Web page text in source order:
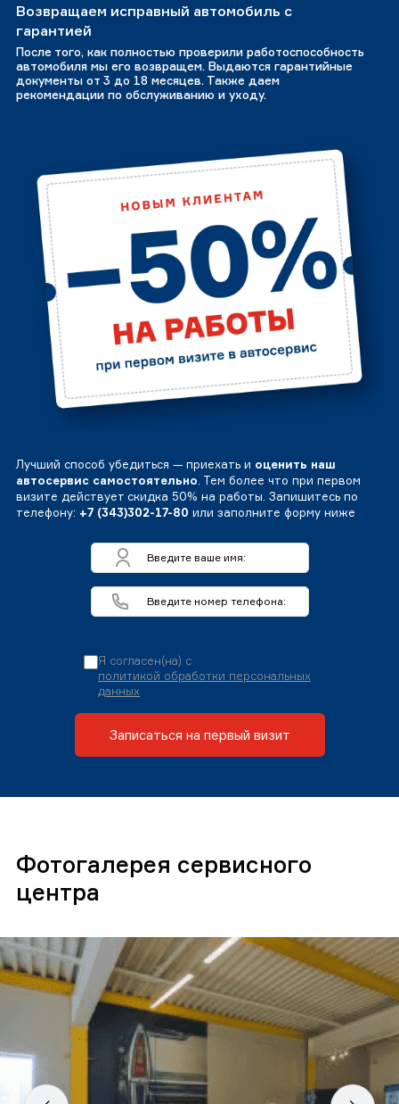
Возвращаем исправный автомобиль с
гарантией
После того, как полностью проверили работоспособность
автомобиля мы его возвращем. Выдаются гарантийные
документы от 3 до 18 месяцев. Также даем
рекомендации по обслуживанию и уходу.
Лучший способ убедиться — приехать и оценить наш
автосервис самостоятельно . Тем более что при первом
визите действует скидка 50% на работы. Запишитесь по
телефону: +7 (343)302-17-80 или заполните форму ниже
Я согласен(на) с
политикой обработки персональных
данных
Записаться на первый визит
Фотогалерея сервисного
центра